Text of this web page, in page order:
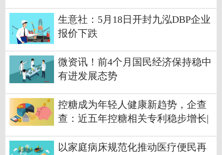
生意社：5月18日开封九泓DBP企业
报价下跌
微资讯！前4个月国民经济保持稳中
有进发展态势
控糖成为年轻人健康新趋势，企查
查：近五年控糖相关专利稳步增长|
以家庭病床规范化推动医疗便民再